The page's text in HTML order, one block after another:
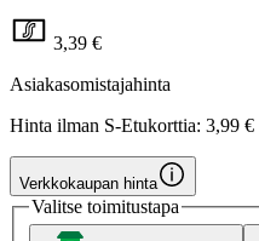
3,39 €
Asiakasomistajahinta
Hinta ilman S-Etukorttia: 3,99 €
Verkkokaupan hinta
Valitse toimitustapa